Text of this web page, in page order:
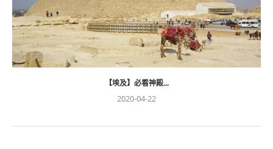
【埃及】必看神殿...
2020-04-22